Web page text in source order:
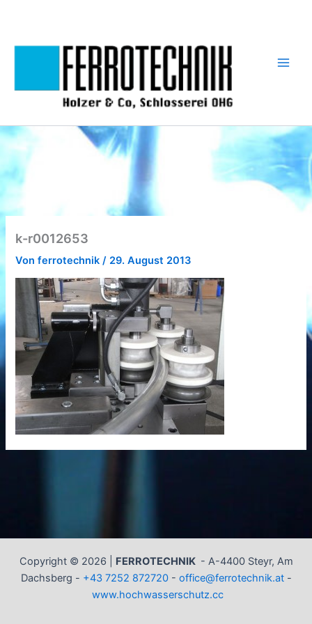
k-r0012653
Vonferrotechnik / 29. August 2013
Copyright © 2026 | FERROTECHNIK - A-4400 Steyr, Am
Dachsberg - +43 7252 872720- office@ferrotechnik.at-
www.hochwasserschutz.cc